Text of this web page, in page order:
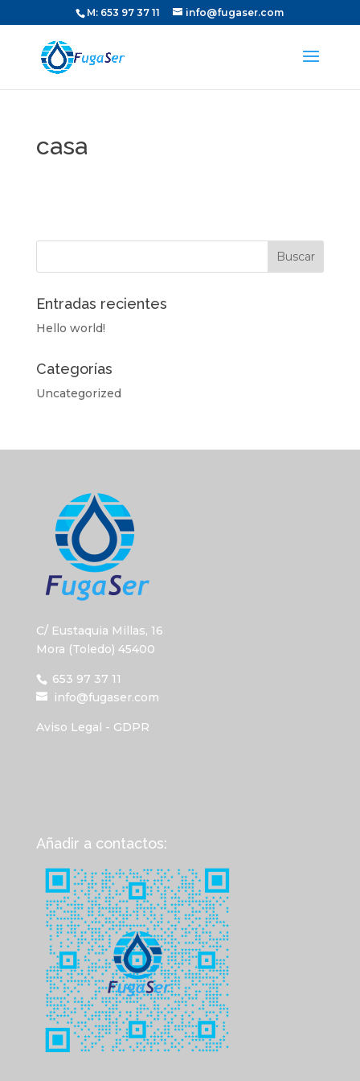
M: 653 97 37 11 info@fugaser.com
casa
Entradas recientes
Hello world!
Categorías
Uncategorized
C/ Eustaquia Millas, 16
Mora (Toledo) 45400
653 97 37 11
info@fugaser.com
Aviso Legal - GDPR
Añadir a contactos: